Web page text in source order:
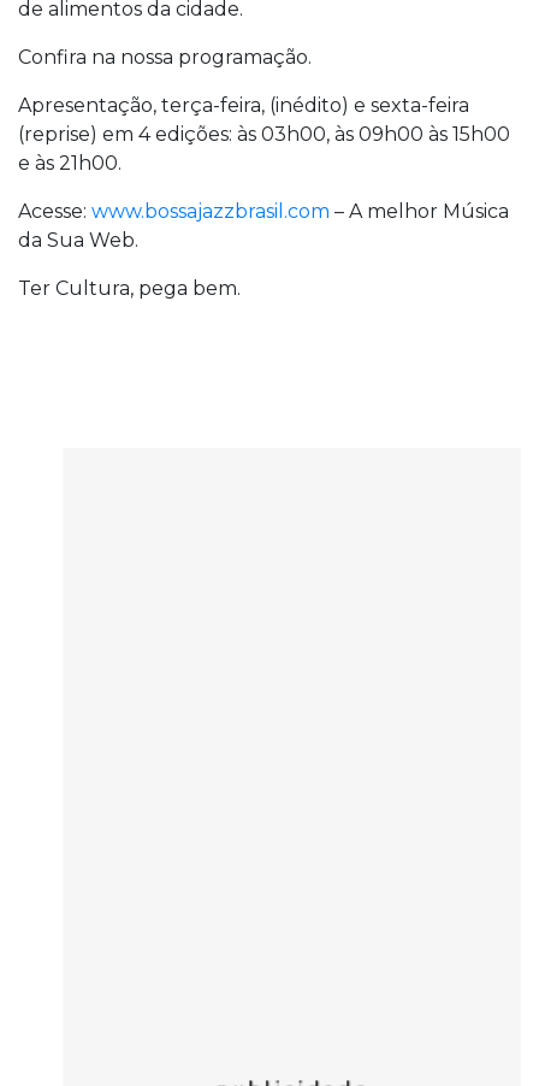
de alimentos da cidade.
Confira na nossa programação.
Apresentação, terça-feira, (inédito) e sexta-feira
(reprise) em 4 edições: às 03h00, às 09h00 às 15h00
e às 21h00.
Acesse: www.bossajazzbrasil.com – A melhor Música
da Sua Web.
Ter Cultura, pega bem.